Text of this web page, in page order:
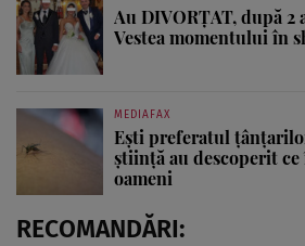
Au DIVORȚAT, după 2
Vestea momentului în
MEDIAFAX
Ești preferatul
știință au descoperit ce
oameni
RECOMANDĂRI: